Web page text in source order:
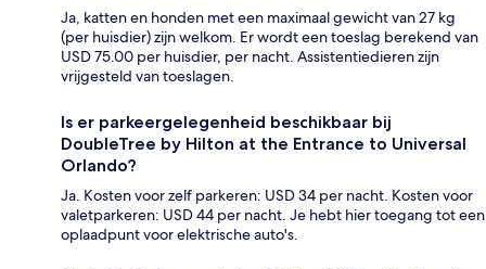
Ja, katten en honden met een maximaal gewicht van 27 kg
(per huisdier) zijn welkom. Er wordt een toeslag berekend van
USD 75.00 per huisdier, per nacht. Assistentiedieren zijn
vrijgesteld van toeslagen.
Is er parkeergelegenheid beschikbaar bij
DoubleTree by Hilton at the Entrance to Universal
Orlando?
Ja. Kosten voor zelf parkeren: USD 34 per nacht. Kosten voor
valetparkeren: USD 44 per nacht. Je hebt hier toegang tot een
oplaadpunt voor elektrische auto's.